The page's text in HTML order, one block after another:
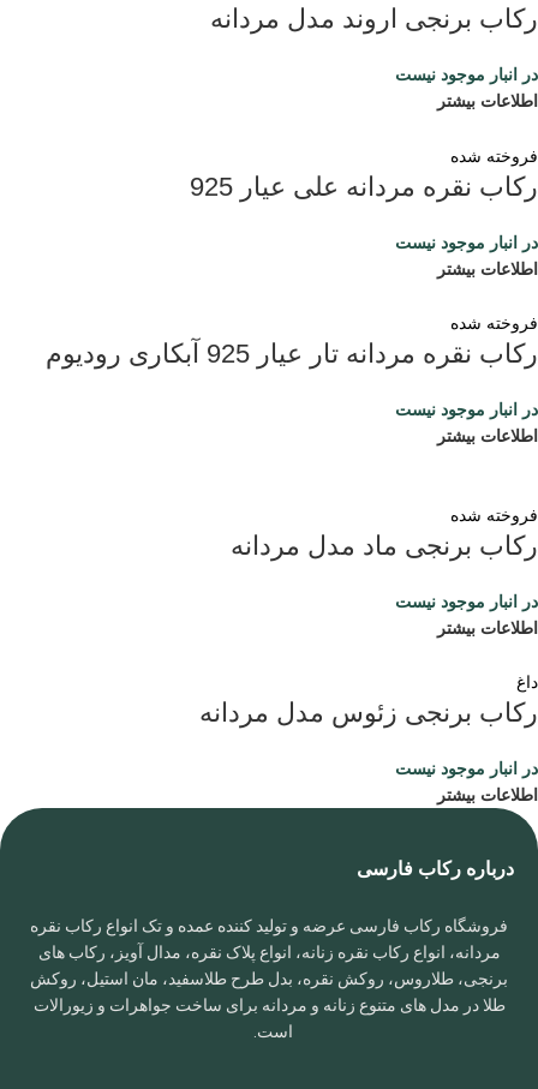
رکاب برنجی اروند مدل مردانه
در انبار موجود نیست
اطلاعات بیشتر
فروخته شده
رکاب نقره مردانه علی عیار 925
در انبار موجود نیست
اطلاعات بیشتر
فروخته شده
رکاب نقره مردانه تار عیار 925 آبکاری رودیوم
در انبار موجود نیست
اطلاعات بیشتر
فروخته شده
رکاب برنجی ماد مدل مردانه
در انبار موجود نیست
اطلاعات بیشتر
داغ
رکاب برنجی زئوس مدل مردانه
در انبار موجود نیست
اطلاعات بیشتر
درباره رکاب فارسی
فروشگاه رکاب فارسی عرضه و تولید کننده عمده و تک انواع رکاب نقره
مردانه، انواع رکاب نقره زنانه، انواع پلاک نقره، مدال آویز، رکاب های
برنجی، طلاروس، روکش نقره، بدل طرح طلاسفید، مان استیل، روکش
طلا در مدل های متنوع زنانه و مردانه برای ساخت جواهرات و زیورالات
است.